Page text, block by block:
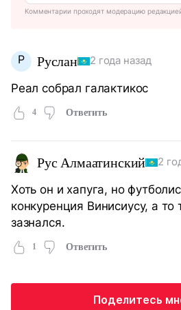
Комментарии проходят модерацию
Р Руслан 2 года назад
Реал собрал галактикос
4 Ответить
Рус Алмаатинский 2
Хоть он и хапуга, но
конкуренция Винисиусу, а то
зазнался.
1 Ответить
Поделитесь